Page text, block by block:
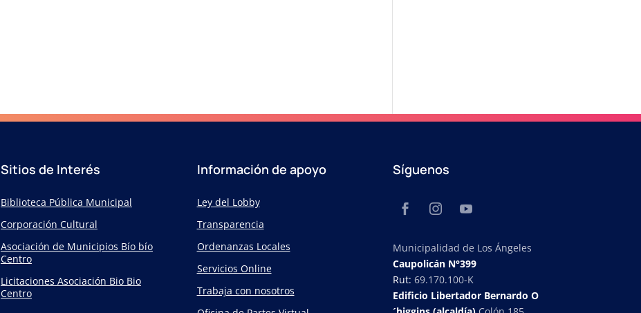
Sitios de Interés
Biblioteca Pública Municipal
Corporación Cultural
Asociación de Municipios Bío bío
Centro
Licitaciones Asociación Bio Bio
Centro
Información de apoyo
Ley del Lobby
Transparencia
Ordenanzas Locales
Servicios Online
Trabaja con nosotros
Síguenos
Municipalidad de Los Ángeles
Caupolicán N°399
Rut:69.170.100-K
Edificio Libertador Bernardo O